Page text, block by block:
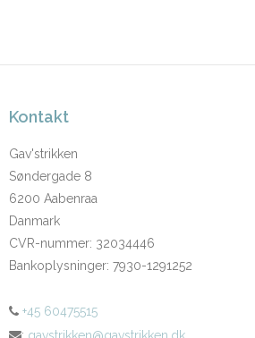
Kontakt
Gav'strikken
Søndergade 8
6200 Aabenraa
Danmark
CVR-nummer: 32034446
Bankoplysninger: 7930-1291252
+45 60475515